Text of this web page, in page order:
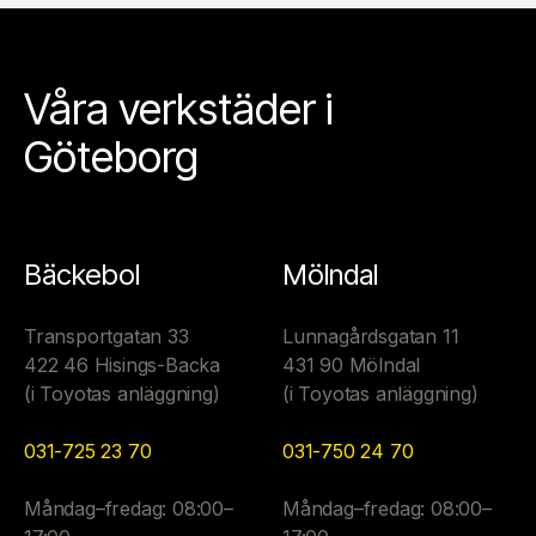
Våra verkstäder i
Göteborg
Bäckebol
Transportgatan 33
422 46 Hisings-Backa
(i Toyotas anläggning)
031-725 23 70
Måndag–fredag: 08:00–
Mölndal
Lunnagårdsgatan 11
431 90 Mölndal
(i Toyotas anläggning)
031-750 24 70
Måndag–fredag: 08:00–